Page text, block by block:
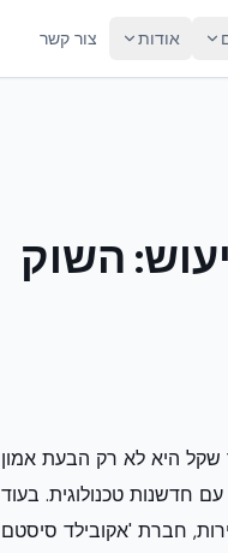
אודות צור קשר
השוק
לבורסה בתל אביב לפי שווי של 1.56 מיליארד שקל היא לא רק הבעת אמון
חדשנות טכנולוגית. בעוד
חברת 'אקובילד סיסטם